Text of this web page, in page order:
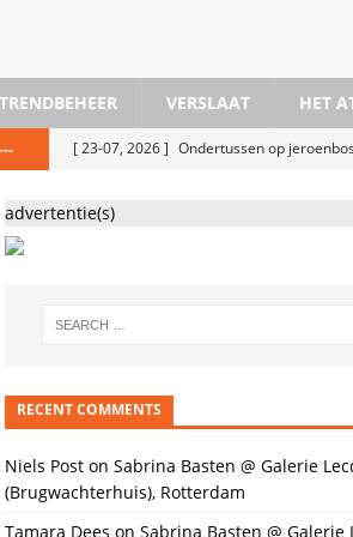
TRENDBEHEER VERSLAAT HET
--- [ 23-07, 2026 ] Ondertussen op
Sleepy Eyes Film
[ 2-12, 2025 ] Oscar Peters bij
[ 15-11, 2025 ] Iris van Herpen, Cute @
advertentie(s)
RECENT COMMENTS
Niels Post on Sabrina Basten @ Galerie
(Brugwachterhuis), Rotterdam
Tamara Dees on Sabrina Basten @ Galerie